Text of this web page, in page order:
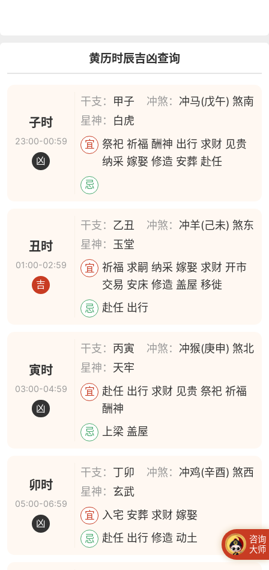
黄历时辰吉凶查询
子时
23:00-00:59
凶
干支： 甲子 冲煞： 冲马(戊午) 煞南
星神： 白虎
宜
祭祀 祈福 酬神 出行 求财 见贵
纳采 嫁娶 修造 安葬 赴任
忌
丑时
01:00-02:59
吉
干支： 乙丑 冲煞： 冲羊(己未) 煞东
星神： 玉堂
宜
祈福 求嗣 纳采 嫁娶 求财 开市
交易 安床 修造 盖屋 移徙
忌 赴任 出行
寅时
03:00-04:59
凶
干支： 丙寅 冲煞： 冲猴(庚申) 煞北
星神： 天牢
宜
赴任 出行 求财 见贵 祭祀 祈福
酬神
忌 上梁 盖屋
卯时
05:00-06:59
凶
干支： 丁卯 冲煞： 冲鸡(辛酉) 煞西
星神： 玄武
宜 入宅 安葬 求财 嫁娶
忌 赴任 出行 修造 动土
咨询
大师